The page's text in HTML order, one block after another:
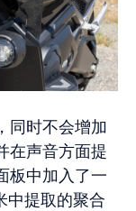
同时不会增加
在声音方面提
板中加入了一
中提取的聚合